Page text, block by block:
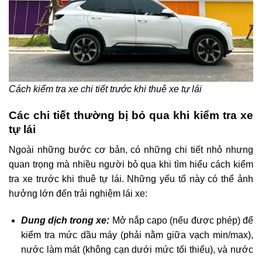
Cách kiểm tra xe chi tiết trước khi thuê xe tự lái
Các chi tiết thường bị bỏ qua khi kiểm tra xe
tự lái
Ngoài những bước cơ bản, có những chi tiết nhỏ nhưng
quan trọng mà nhiều người bỏ qua khi tìm hiểu cách kiểm
tra xe trước khi thuê tự lái. Những yếu tố này có thể ảnh
hưởng lớn đến trải nghiệm lái xe:
Dung dịch trong xe: Mở nắp capo (nếu được phép) để
kiểm tra mức dầu máy (phải nằm giữa vạch min/max),
nước làm mát (không cạn dưới mức tối thiểu), và nước